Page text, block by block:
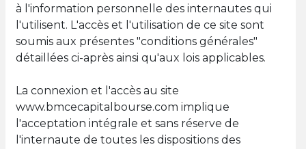
à l'information personnelle des internautes qui
l'utilisent. L'accès et l'utilisation de ce site sont
soumis aux présentes "conditions générales"
détaillées ci-après ainsi qu'aux lois applicables.
La connexion et l'accès au site
www.bmcecapitalbourse.com implique
l'acceptation intégrale et sans réserve de
l'internaute de toutes les dispositions des